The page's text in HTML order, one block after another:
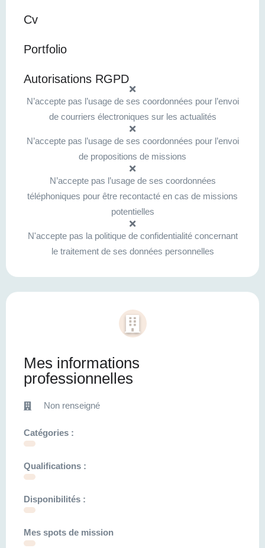
Cv
Portfolio
Autorisations RGPD
N’accepte pas l’usage de ses coordonnées pour l’envoi
de courriers électroniques sur les actualités
N’accepte pas l’usage de ses coordonnées pour l’envoi
de propositions de missions
N’accepte pas l’usage de ses coordonnées
téléphoniques pour être recontacté en cas de missions
potentielles
N'accepte pas la politique de confidentialité concernant
le traitement de ses données personnelles
Mes informations
professionnelles
Non renseigné
Catégories :
Qualifications :
Disponibilités :
Mes spots de mission